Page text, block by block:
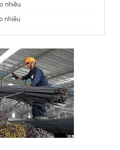
nhiêu
nhiêu